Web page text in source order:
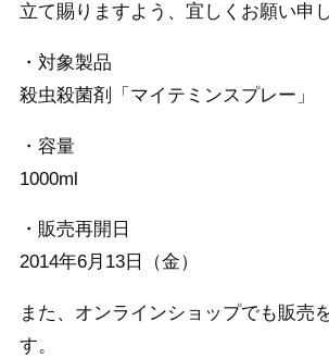
立て賜りますよう、宜しくお願い申
・対象製品
殺虫殺菌剤「マイテミンスプレー」
・容量
1000ml
・販売再開日
2014年6月13日（金）
また、オンラインショップでも販売
す。